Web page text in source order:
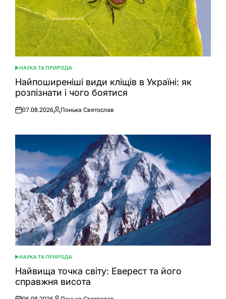
ОПУБЛІКУВАТИ
У
НАУКА ТА ПРИРОДА
Найпоширеніші види кліщів в Україні: як
розпізнати і чого боятися
Оприлюднено
07.08.2026
Опубліковано
Понька Святослав
ОПУБЛІКУВАТИ
У
НАУКА ТА ПРИРОДА
Найвища точка світу: Еверест та його
справжня висота